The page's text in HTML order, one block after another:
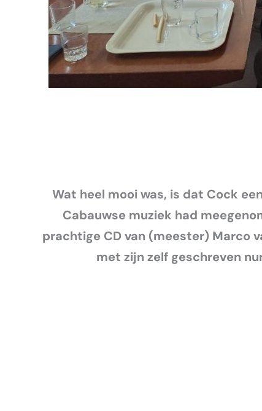
Wat heel mooi was, is dat Cock
Cabauwse muziek had
prachtige CD van (meester) Marco
met zijn zelf geschreven